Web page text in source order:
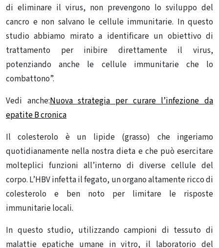
di eliminare il virus, non prevengono lo sviluppo del
cancro e non salvano le cellule immunitarie. In questo
studio abbiamo mirato a identificare un obiettivo di
trattamento per inibire direttamente il virus,
potenziando anche le cellule immunitarie che lo
combattono”.
Vedi anche:Nuova strategia per curare l’infezione da
epatite B cronica
Il colesterolo è un lipide (grasso) che ingeriamo
quotidianamente nella nostra dieta e che può esercitare
molteplici funzioni all’interno di diverse cellule del
corpo. L’HBV infetta il fegato, un organo altamente ricco di
colesterolo e ben noto per limitare le risposte
immunitarie locali.
In questo studio, utilizzando campioni di tessuto di
malattie epatiche umane in vitro, il laboratorio del